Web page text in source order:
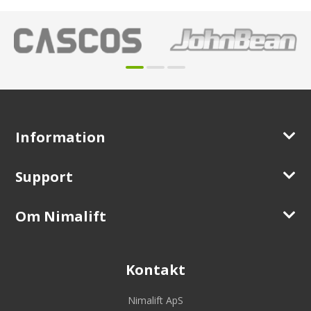
Information
Support
Om Nimalift
Kontakt
Nimalift ApS